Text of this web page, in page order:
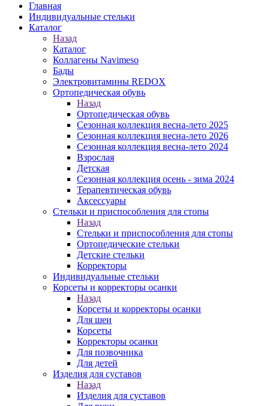
Главная
Индивидуальные стельки
Каталог
Назад
Каталог
Коллагены Navimeso
Бады
Электровитамины REDOX
Ортопедическая обувь
Назад
Ортопедическая обувь
Сезонная коллекция весна-лето 2025
Сезонная коллекция весна-лето 2026
Сезонная коллекция весна-лето 2024
Взрослая
Детская
Сезонная коллекция осень - зима 2024
Терапевтическая обувь
Аксессуары
Стельки и приспособления для стопы
Назад
Стельки и приспособления для стопы
Ортопедические стельки
Детские стельки
Корректоры
Индивидуальные стельки
Корсеты и корректоры осанки
Назад
Корсеты и корректоры осанки
Для шеи
Корсеты
Корректоры осанки
Для позвочника
Для детей
Изделия для суставов
Назад
Изделия для суставов